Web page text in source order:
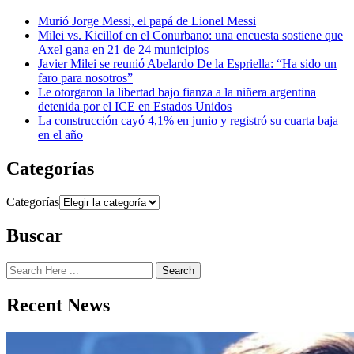
Murió Jorge Messi, el papá de Lionel Messi
Milei vs. Kicillof en el Conurbano: una encuesta sostiene que
Axel gana en 21 de 24 municipios
Javier Milei se reunió Abelardo De la Espriella: “Ha sido un
faro para nosotros”
Le otorgaron la libertad bajo fianza a la niñera argentina
detenida por el ICE en Estados Unidos
La construcción cayó 4,1% en junio y registró su cuarta baja
en el año
Categorías
Categorías
Buscar
Search
Recent News